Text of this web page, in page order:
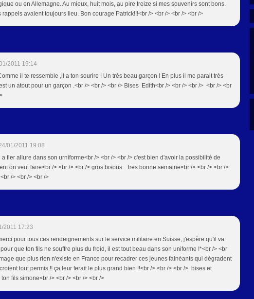
ou en Allemagne. Au mieux, huit mois, au pire treize si mes souvenirs sont bons.
rappels avaient toujours lieu. Bon courage Patrick!!!<br /> <br /> <br /> <br />
2011 19:14
il te ressemble ,il a ton sourire ! Un très beau garçon ! En plus il me parait très
un atout pour un garçon .<br /> <br /> <br /> Bises Edith<br /> <br /> <br /> <br /> <br
01/2011 19:08
a fier allure dans son urniforme<br /> <br /> <br /> c'est bien d'avoir la possibilité de
on veut faire<br /> <br /> <br /> gros bisous tres bonne semaine<br /> <br /> <br />
/> <br /> <br />
2011 17:23
pour tous ces rendeignements sur le service militaire en Suisse, j'espère qu'il va
que ton fils ne souffre plus du froid, il est tout beau dans son uniforme !*<br /> <br
que plus rien n'existe en France pour recadrer ces jeunes fainéants qui dégradent
tout permis !! ça leur ferait le plus grand bien !!<br /> <br /> <br /> bises et
fils simone<br /> <br /> <br /> <br />